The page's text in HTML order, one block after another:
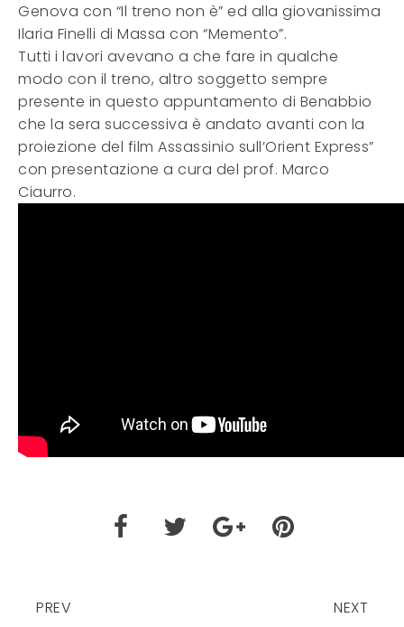
Genova con “Il treno non è” ed alla giovanissima
Ilaria Finelli di Massa con “Memento”.
Tutti i lavori avevano a che fare in qualche
modo con il treno, altro soggetto sempre
presente in questo appuntamento di Benabbio
che la sera successiva è andato avanti con la
proiezione del film Assassinio sull’Orient Express”
con presentazione a cura del prof. Marco
Ciaurro.
PREV NEXT